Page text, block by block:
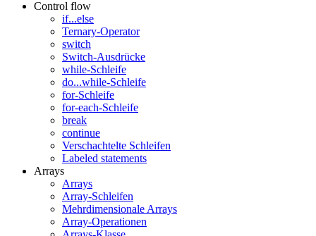
Control flow
if...else
Ternary-Operator
switch
Switch-Ausdrücke
while-Schleife
do...while-Schleife
for-Schleife
for-each-Schleife
break
continue
Verschachtelte Schleifen
Labeled statements
Arrays
Arrays
Array-Schleifen
Mehrdimensionale Arrays
Array-Operationen